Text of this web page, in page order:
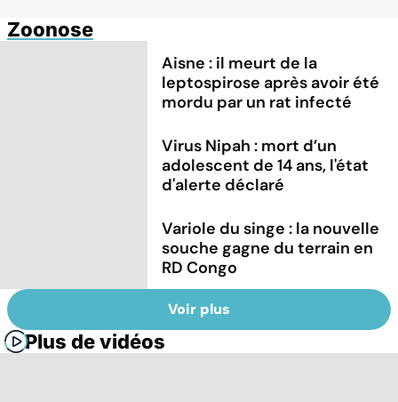
Zoonose
Aisne : il meurt de la
leptospirose après avoir été
mordu par un rat infecté
Virus Nipah : mort d’un
adolescent de 14 ans, l'état
d'alerte déclaré
Variole du singe : la nouvelle
souche gagne du terrain en
RD Congo
Voir plus
Plus de vidéos